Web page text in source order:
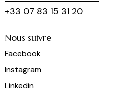
+33 07 83 15 31 20
Nous suivre
Facebook
Instagram
Linkedin